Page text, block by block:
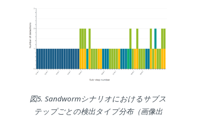
図5. Sandwormシナリオにおけるサブス
テップごとの検出タイプ分布（画像出